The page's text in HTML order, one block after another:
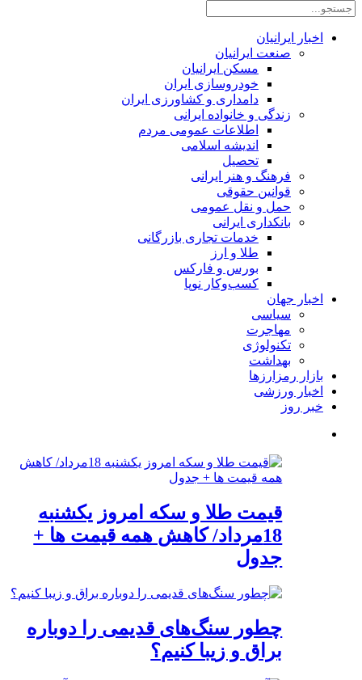
اخبار ایرانیان
صنعت ایرانیان
مسکن ایرانیان
خودروسازی ایران
دامداری و کشاورزی ایران
زندگی و خانواده ایرانی
اطلاعات عمومی مردم
اندیشه اسلامی
تحصیل
فرهنگ و هنر ایرانی
قوانین حقوقی
حمل و نقل عمومی
بانکداری ایرانی
خدمات تجاری بازرگانی
طلا و ارز
بورس و فارکس
کسب‌وکار نوپا
اخبار جهان
سیاسی
مهاجرت
تکنولوژی
بهداشت
بازار رمزارزها
اخبار ورزشی
خبر روز
قیمت طلا و سکه امروز یکشنبه
18مرداد/ کاهش همه قیمت ها +
جدول
چطور سنگ‌های قدیمی را دوباره
براق و زیبا کنیم؟